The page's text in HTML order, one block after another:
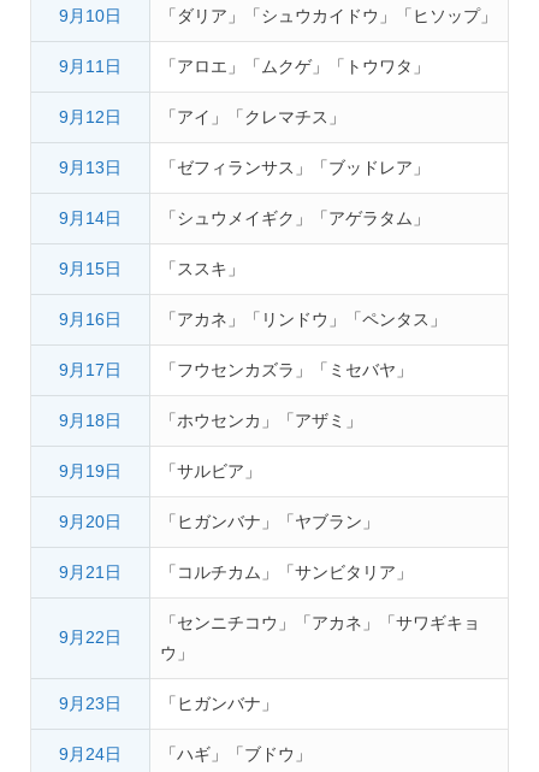
9月10日 「ダリア」「シュウカイドウ」「ヒソップ」
9月11日 「アロエ」「ムクゲ」「トウワタ」
9月12日 「アイ」「クレマチス」
9月13日 「ゼフィランサス」「ブッドレア」
9月14日 「シュウメイギク」「アゲラタム」
9月15日 「ススキ」
9月16日 「アカネ」「リンドウ」「ペンタス」
9月17日 「フウセンカズラ」「ミセバヤ」
9月18日 「ホウセンカ」「アザミ」
9月19日 「サルビア」
9月20日 「ヒガンバナ」「ヤブラン」
9月21日 「コルチカム」「サンビタリア」
9月22日
「センニチコウ」「アカネ」「サワギキョ
ウ」
9月23日 「ヒガンバナ」
9月24日 「ハギ」「ブドウ」